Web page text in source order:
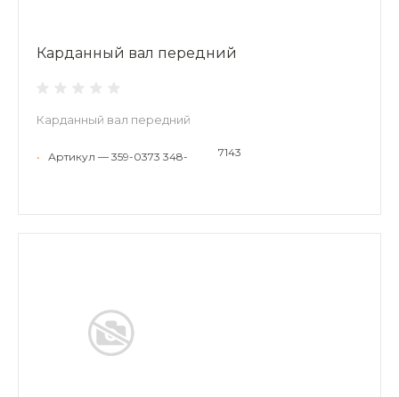
Карданный вал передний
Карданный вал передний
• Артикул — 359-0373 348- 7143